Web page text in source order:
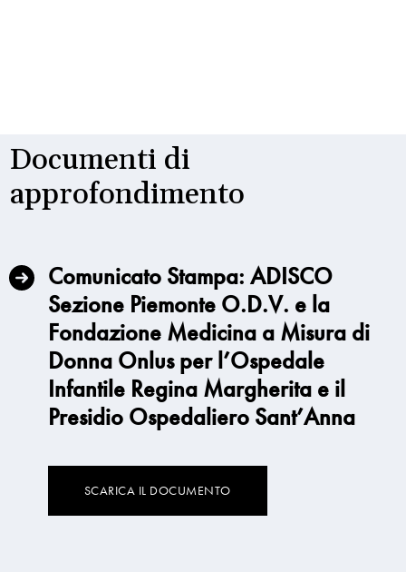
Documenti di
approfondimento
Comunicato Stampa: ADISCO
Sezione Piemonte O.D.V. e la
Fondazione Medicina a Misura di
Donna Onlus per l’Ospedale
Infantile Regina Margherita e il
Presidio Ospedaliero Sant’Anna
SCARICA IL DOCUMENTO